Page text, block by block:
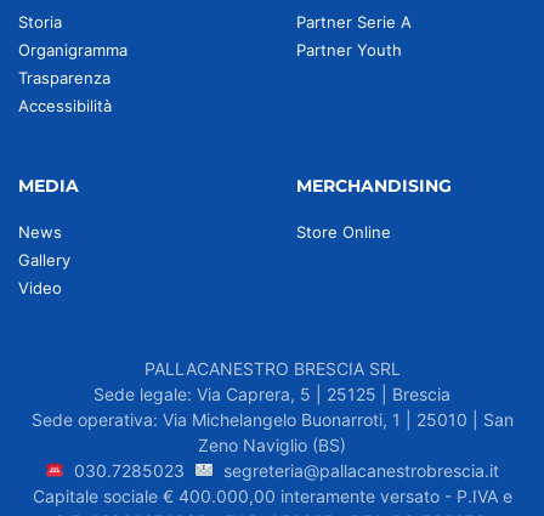
Storia
Organigramma
Trasparenza
Accessibilità
Partner Serie A
Partner Youth
MEDIA
News
Gallery
Video
MERCHANDISING
Store Online
PALLACANESTRO BRESCIA SRL
Sede legale: Via Caprera, 5 | 25125 | Brescia
Sede operativa: Via Michelangelo Buonarroti, 1 | 25010 | San
Zeno Naviglio (BS)
030.7285023
segreteria@pallacanestrobrescia.it
Capitale sociale € 400.000,00 interamente versato - P.IVA e